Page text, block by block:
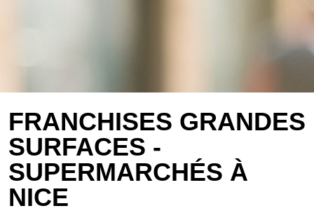
FRANCHISES GRANDES
SURFACES -
SUPERMARCHÉS À
NICE